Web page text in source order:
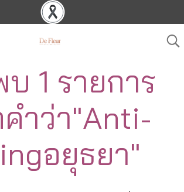
1 รายการ
ำว่า"Anti-
อยุธยา"